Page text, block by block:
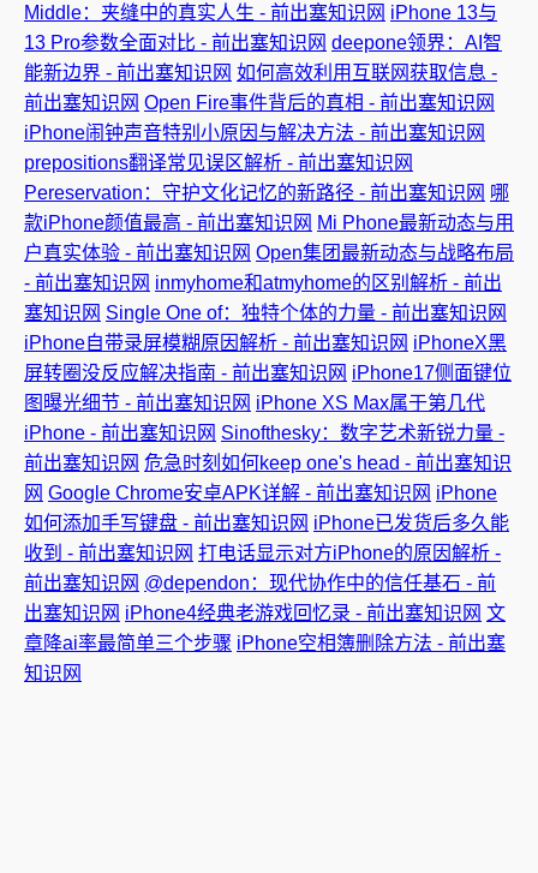
Middle：夹缝中的真实人生 - 前出塞知识网 iPhone 13与
13 Pro参数全面对比 - 前出塞知识网 deepone领界：AI智
能新边界 - 前出塞知识网 如何高效利用互联网获取信息 -
前出塞知识网 Open Fire事件背后的真相 - 前出塞知识网
iPhone闹钟声音特别小原因与解决方法 - 前出塞知识网
prepositions翻译常见误区解析 - 前出塞知识网
Pereservation：守护文化记忆的新路径 - 前出塞知识网 哪
款iPhone颜值最高 - 前出塞知识网 Mi Phone最新动态与用
户真实体验 - 前出塞知识网 Open集团最新动态与战略布局
- 前出塞知识网 inmyhome和atmyhome的区别解析 - 前出
塞知识网 Single One of：独特个体的力量 - 前出塞知识网
iPhone自带录屏模糊原因解析 - 前出塞知识网 iPhoneX黑
屏转圈没反应解决指南 - 前出塞知识网 iPhone17侧面键位
图曝光细节 - 前出塞知识网 iPhone XS Max属于第几代
iPhone - 前出塞知识网 Sinofthesky：数字艺术新锐力量 -
前出塞知识网 危急时刻如何keep one's head - 前出塞知识
网 Google Chrome安卓APK详解 - 前出塞知识网 iPhone
如何添加手写键盘 - 前出塞知识网 iPhone已发货后多久能
收到 - 前出塞知识网 打电话显示对方iPhone的原因解析 -
前出塞知识网 @dependon：现代协作中的信任基石 - 前
出塞知识网 iPhone4经典老游戏回忆录 - 前出塞知识网 文
章降ai率最简单三个步骤 iPhone空相簿删除方法 - 前出塞
知识网